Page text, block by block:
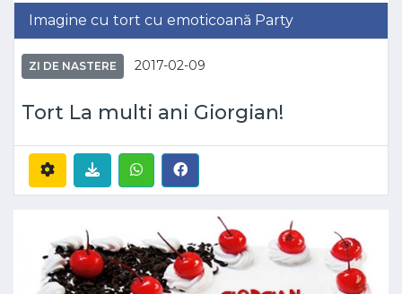
Imagine cu tort cu emoticoană Party
ZI DE NASTERE 2017-02-09
Tort La multi ani Giorgian!